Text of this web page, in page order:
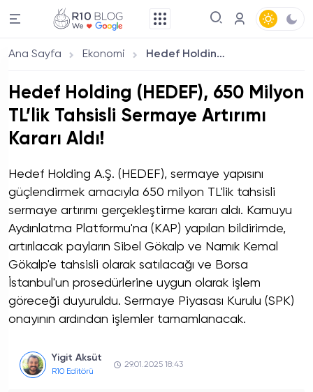
Ana Sayfa Ekonomi Hedef Holding (HEDEF), 650 Milyon TL’lik Tahsisli Sermaye Artırımı Kararı Aldı!
Hedef Holding (HEDEF), 650 Milyon
TL’lik Tahsisli Sermaye Artırımı
Kararı Aldı!
Hedef Holding A.Ş. (HEDEF), sermaye yapısını
güçlendirmek amacıyla 650 milyon TL'lik tahsisli
sermaye artırımı gerçekleştirme kararı aldı. Kamuyu
Aydınlatma Platformu'na (KAP) yapılan bildirimde,
artırılacak payların Sibel Gökalp ve Namık Kemal
Gökalp'e tahsisli olarak satılacağı ve Borsa
İstanbul'un prosedürlerine uygun olarak işlem
göreceği duyuruldu. Sermaye Piyasası Kurulu (SPK)
onayının ardından işlemler tamamlanacak.
Yigit Aksüt
R10 Editörü
29.01.2025 18:43